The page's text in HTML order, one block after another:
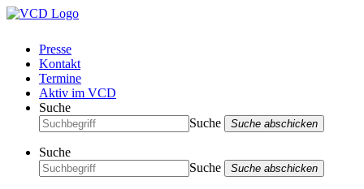
Presse
Kontakt
Termine
Aktiv im VCD
Suche
Suche
Suche abschicken
Suche
Suche
Suche abschicken